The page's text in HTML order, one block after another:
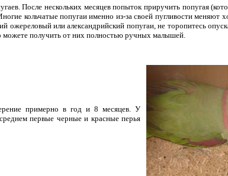
После нескольких месяцев попыток приручить попугая
кольчатые попугаи именно из-за своей пугливости меняют
ожереловый или александрийский попугаи, не торопитесь
можете получить от них полностью ручных малышей.
примерно в год и 8 месяцев. У
первые черные и красные перья